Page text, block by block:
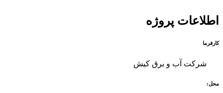
اطلاعات پروژه
کارفرما
شرکت آب و برق کیش
محل: